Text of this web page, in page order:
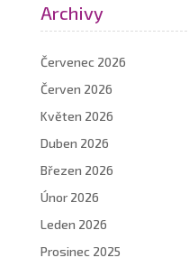
Archivy
Červenec 2026
Červen 2026
Květen 2026
Duben 2026
Březen 2026
Únor 2026
Leden 2026
Prosinec 2025